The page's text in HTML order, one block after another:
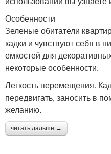
Особенности
Зеленые обитатели
кадки и чувствуют себя в
емкостей для
некоторые особенности.
Легкость перемещения.
передвигать, заносить в
желанию.
читать дальше →